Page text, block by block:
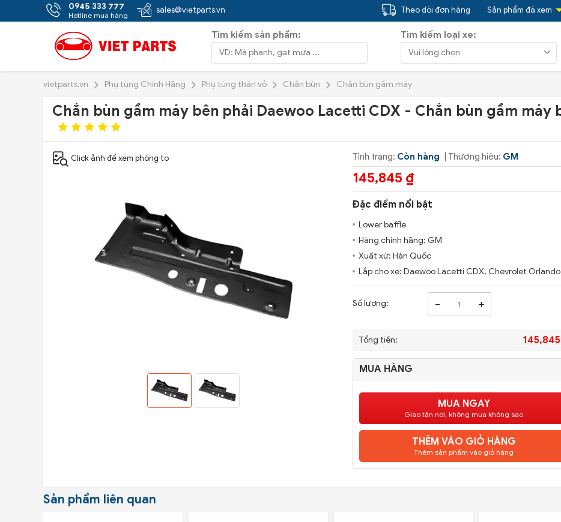
0945 333 777
Hotline mua hàng
sales@vietparts.vn Sản phẩm đã xem
Theo dõi đơn hàng
Tìm kiếm sản phẩm: Tìm kiếm loại xe:
vietparts.vn Phụ tùng Chính Hãng Phụ tùng thân vỏ Chắn bùn Chắn bùn gầm máy
Chắn bùn gầm máy bên phải Daewoo Lacetti CDX - Chắn bùn gầm
Click ảnh để xem phóng to Tình trạng: Còn hàng | Thương hiệu: GM
145,845 ₫
Đặc điểm nổi bật
Lower baffle
Hàng chính hãng: GM
Xuất xứ: Hàn Quốc
Lắp cho xe: Daewoo Lacetti CDX, Chevrolet Orlando
Số lượng: - +
Tổng tiền:
MUA HÀNG
MUA NGAY
Giao tận nơi, không mua không sao
THÊM VÀO GIỎ HÀNG
Thêm sản phẩm vào giỏ hàng
Sản phẩm liên quan